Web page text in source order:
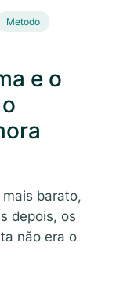
Metodo
e o
barato,
depois, os
não era o